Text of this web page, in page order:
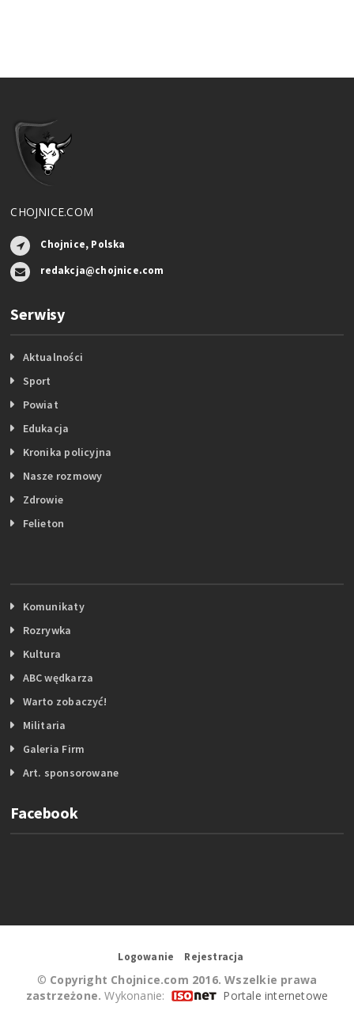
CHOJNICE.COM
Chojnice, Polska
redakcja@chojnice.com
Serwisy
Aktualności
Sport
Powiat
Edukacja
Kronika policyjna
Nasze rozmowy
Zdrowie
Felieton
Komunikaty
Rozrywka
Kultura
ABC wędkarza
Warto zobaczyć!
Militaria
Galeria Firm
Art. sponsorowane
Facebook
Logowanie Rejestracja
© Copyright Chojnice.com 2016. Wszelkie prawa
zastrzeżone. Wykonanie: Portale internetowe